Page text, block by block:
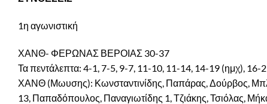
1η αγωνιστική
ΧΑΝΘ- ΦΕΡΩΝΑΣ ΒΕΡΟΙΑΣ 30-37
Τα πεντάλεπτα: 4-1, 7-5, 9-7, 11-10, 11-14, 14-19 (ημχ),
ΧΑΝΘ (Μωυσης): Κωνσταντινίδης, Παπάρας, Δούρβος,
13, Παπαδόπουλος, Παναγιωτίδης 1, Τζιάκης, Τσιόλας,